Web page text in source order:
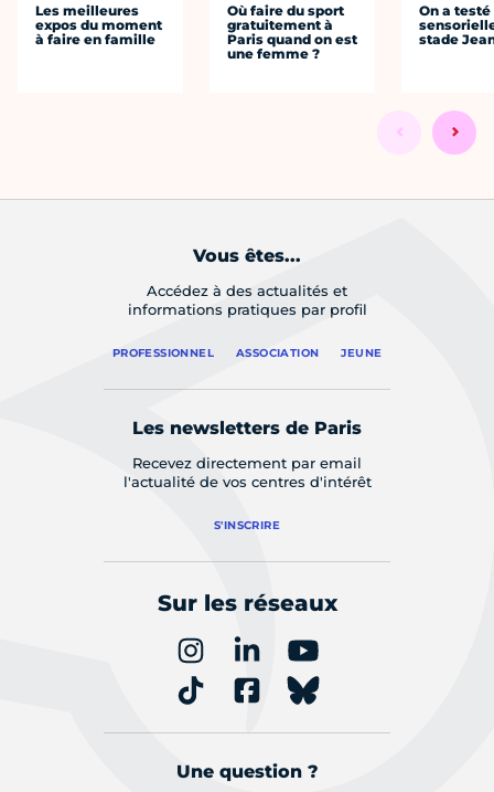
Les meilleures
expos du moment
à faire en famille
Où faire du sport
gratuitement à
Paris quand on est
une femme ?
On a
stade
Vous êtes...
Accédez à des actualités et
informations pratiques par profil
PROFESSIONNEL ASSOCIATION JEUNE
Les newsletters de Paris
Recevez directement par email
l'actualité de vos centres d'intérêt
S'INSCRIRE
Sur les réseaux
Une question ?